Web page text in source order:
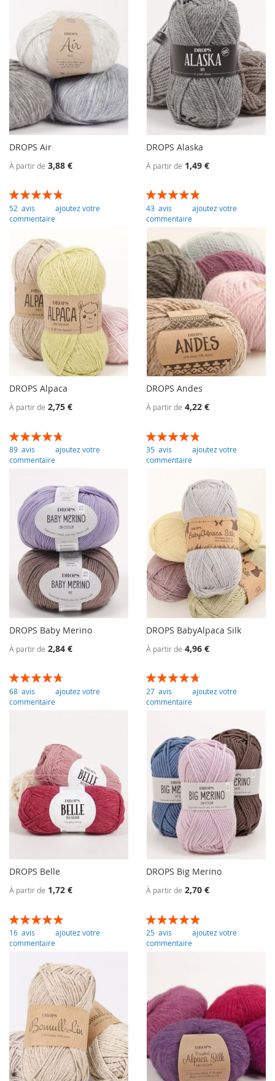
DROPS Air
À partir de 3,88 €
Évaluation:
97
% of100
52 avis
ajoutez votre
commentaire
DROPS Alaska
À partir de 1,49 €
Évaluation:
97
% of100
43 avis
ajoutez votre
commentaire
DROPS Alpaca
À partir de 2,75 €
Évaluation:
96
% of100
89 avis
ajoutez votre
commentaire
DROPS Andes
À partir de 4,22 €
Évaluation:
96
% of100
35 avis
ajoutez votre
commentaire
DROPS Baby Merino
À partir de 2,84 €
Évaluation:
95
% of100
68 avis
ajoutez votre
commentaire
DROPS BabyAlpaca Silk
À partir de 4,96 €
Évaluation:
95
% of100
27 avis
ajoutez votre
commentaire
DROPS Belle
À partir de 1,72 €
Évaluation:
99
% of100
16 avis
ajoutez votre
commentaire
DROPS Big Merino
À partir de 2,70 €
Évaluation:
98
% of100
25 avis
ajoutez votre
commentaire